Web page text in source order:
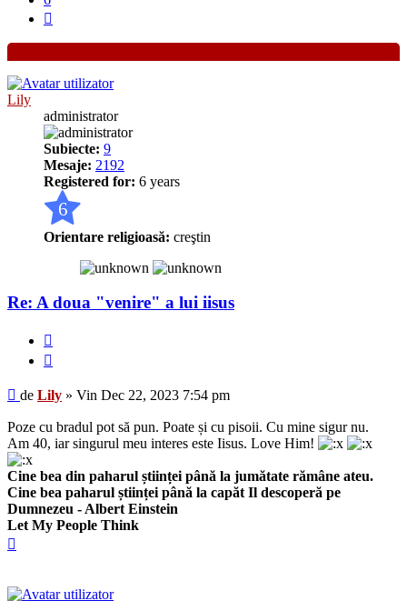
Lily
administrator
Subiecte: 9
Mesaje: 2192
Registered for: 6 years
6
Orientare religioasă: creştin
Re: A doua "venire" a lui iisus
Mesaj
de Lily » Vin Dec 22, 2023 7:54 pm
Poze cu bradul pot să pun. Poate și cu pisoii. Cu mine sigur nu.
Am 40, iar singurul meu interes este Iisus. Love Him!
Cine bea din paharul științei până la jumătate rămâne ateu.
Cine bea paharul științei până la capăt Il descoperă pe
Dumnezeu - Albert Einstein
Let My People Think